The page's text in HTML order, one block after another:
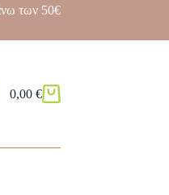
των 50€
0,00 €